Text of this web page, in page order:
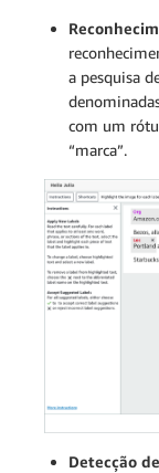
a pesquisa
com um
“marca”.
Detecção